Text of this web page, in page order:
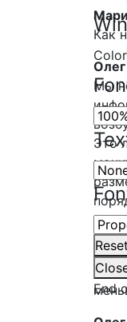
Color
Reset
End
Как
Мы
Это
По